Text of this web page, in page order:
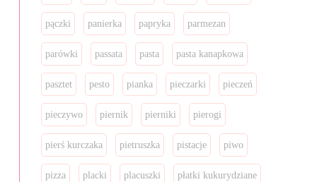
pączki panierka papryka parmezan
parówki passata pasta pasta kanapkowa
pasztet pesto pianka pieczarki pieczeń
pieczywo piernik pierniki pierogi
pierś kurczaka pietruszka pistacje piwo
pizza placki placuszki płatki kukurydziane